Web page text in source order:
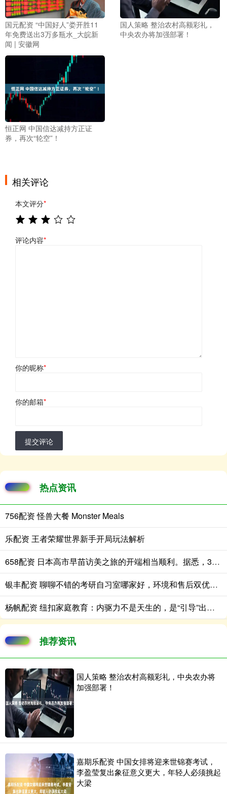
国元配资 “中国好人”娄开胜11
年免费送出3万多瓶水_大皖新
闻 | 安徽网
国人策略 整治农村高额彩礼，
中央农办将加强部署！
恒正网 中国信达减持方正证
券，再次“轮空”！
相关评论
本文评分*
评论内容*
你的昵称*
你的邮箱*
提交评论
热点资讯
756配资 怪兽大餐 Monster Meals
乐配资 王者荣耀世界新手开局玩法解析
658配资 日本高市早苗访美之旅的开端相当顺利。据悉，3月19日，美国白宫为高市
银丰配资 聊聊不错的考研自习室哪家好，环境和售后双优之选
杨帆配资 纽扣家庭教育：内驱力不是天生的，是“引导”出来的
推荐资讯
国人策略 整治农村高额彩礼，中央农办将
加强部署！
嘉期乐配资 中国女排将迎来世锦赛考试，
李盈莹复出象征意义更大，年轻人必须挑起
大梁